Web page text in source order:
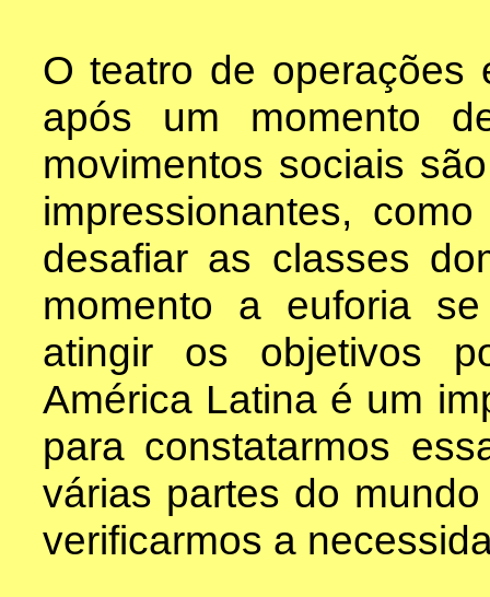
O teatro de operações
após um momento
movimentos sociais
impressionantes,
desafiar as classes
momento a euforia
atingir os objetivos
América Latina é um
para constatarmos
várias partes do
verificarmos a